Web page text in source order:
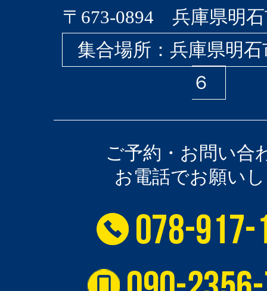
〒673-0894 兵庫県明石
集合場所：兵庫県明
６
ご予約・お問い合
お電話でお願い